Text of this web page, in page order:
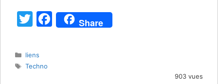
T
itt
er
F
a
Share
Catégories
liens
Étiquettes
Techno
903 vues